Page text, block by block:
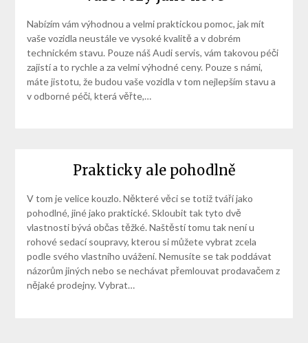
Nabízím vám výhodnou a velmi praktickou pomoc, jak mít
vaše vozidla neustále ve vysoké kvalitě a v dobrém
technickém stavu. Pouze náš Audi servis, vám takovou péči
zajistí a to rychle a za velmi výhodné ceny. Pouze s námi,
máte jistotu, že budou vaše vozidla v tom nejlepším stavu a
v odborné péči, která věřte,…
Prakticky ale pohodlně
V tom je velice kouzlo. Některé věci se totiž tváří jako
pohodlné, jiné jako praktické. Skloubit tak tyto dvě
vlastnosti bývá občas těžké. Naštěstí tomu tak není u
rohové sedací soupravy, kterou si můžete vybrat zcela
podle svého vlastního uvážení. Nemusíte se tak poddávat
názorům jiných nebo se nechávat přemlouvat prodavačem z
nějaké prodejny. Vybrat…